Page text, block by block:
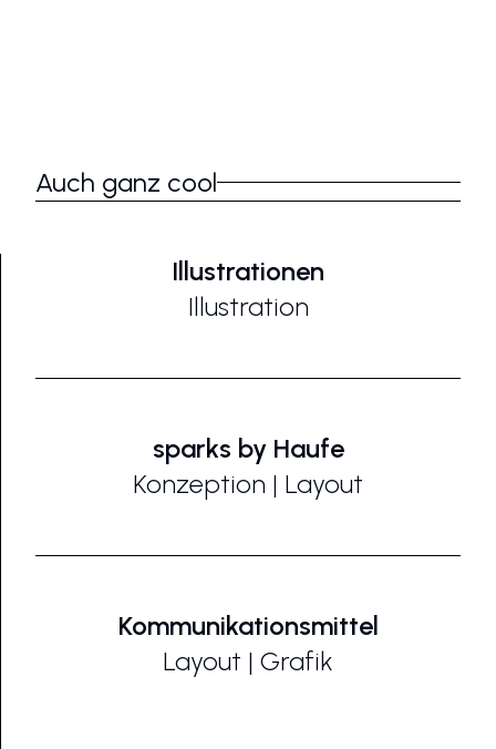
Auch ganz cool
Illustrationen
Illustration
sparks by Haufe
Konzeption | Layout
Kommunikationsmittel
Layout | Grafik